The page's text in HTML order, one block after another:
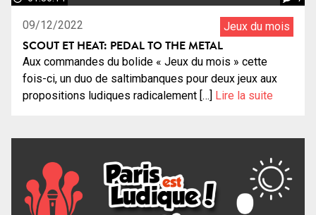
09/12/2022 Jeux du mois
SCOUT ET HEAT: PEDAL TO THE METAL
Aux commandes du bolide « Jeux du mois » cette
fois-ci, un duo de saltimbanques pour deux jeux aux
propositions ludiques radicalement […] Lire la suite